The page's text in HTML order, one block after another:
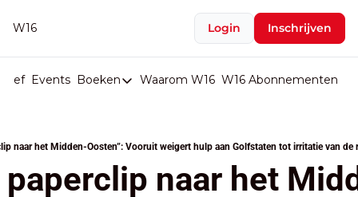
W16 Login Inschrijven
Events Boeken
Boeken
Boeken
Stop de Persen
Waarom W16 W16 Abonnementen
paperclip naar het